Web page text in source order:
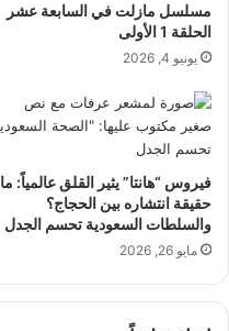
مسلسل مازلت في السابعة عشر
الحلقة 1 الأولى
يونيو 4, 2026
فيروس “هانتا” يثير القلق عالمياً: ما
حقيقة انتشاره بين الحجاج؟
والسلطات السعودية تحسم الجدل
مايو 26, 2026